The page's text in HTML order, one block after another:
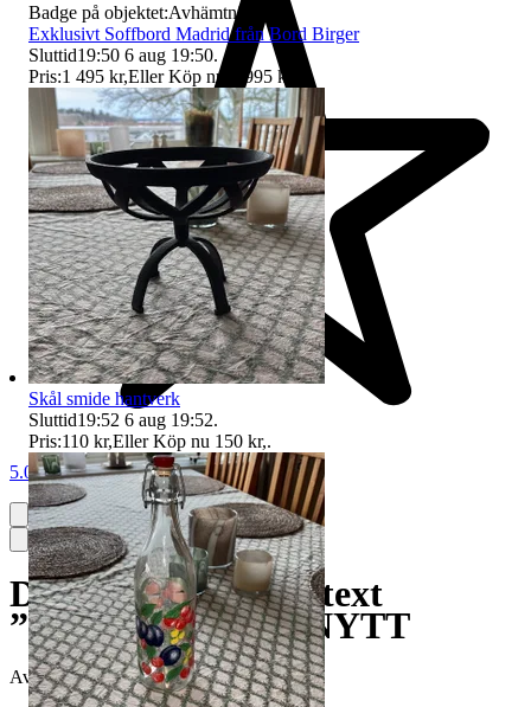
5.0
Duschdraperi med text
”bathroom rules” NYTT
Avslutad 10 jun 10:15
Badge på objektet:Avhämtning
Exklusivt Soffbord Madrid från Bord Birger
Sluttid19:50 6 aug 19:50.
Pris:1 495 kr,Eller Köp nu 1 995 kr
Skål smide hantverk
Sluttid19:52 6 aug 19:52.
Pris:110 kr,Eller Köp nu 150 kr,.